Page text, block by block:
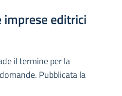
editrici
il termine per la
Pubblicata la